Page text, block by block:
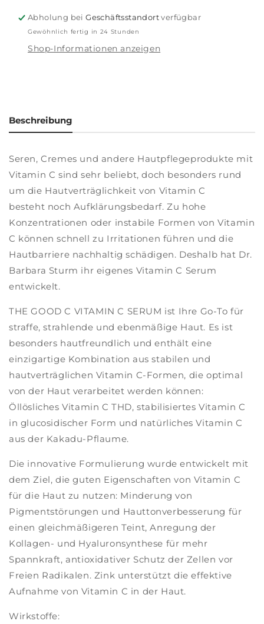
Vitamin
C
Serum
Vitamin
C
Serum
Abholung beiGeschäftsstandortverfügbar
Gewöhnlich fertig in 24 Stunden
Shop-Informationen anzeigen
Beschreibung
Seren, Cremes und andere Hautpflegeprodukte mit
Vitamin C sind sehr beliebt, doch besonders rund
um die Hautverträglichkeit von Vitamin C
besteht noch Aufklärungsbedarf. Zu hohe
Konzentrationen oder instabile Formen von Vitamin
C können schnell zu Irritationen führen und die
Hautbarriere nachhaltig schädigen. Deshalb hat Dr.
Barbara Sturm ihr eigenes Vitamin C Serum
entwickelt.
THE GOOD C VITAMIN C SERUM ist Ihre Go-To für
straffe, strahlende und ebenmäßige Haut. Es ist
besonders hautfreundlich und enthält eine
einzigartige Kombination aus stabilen und
hautverträglichen Vitamin C-Formen, die optimal
von der Haut verarbeitet werden können:
Öllösliches Vitamin C THD, stabilisiertes Vitamin C
in glucosidischer Form und natürliches Vitamin C
aus der Kakadu-Pflaume.
Die innovative Formulierung wurde entwickelt mit
dem Ziel, die guten Eigenschaften von Vitamin C
für die Haut zu nutzen: Minderung von
Pigmentstörungen und Hauttonverbesserung für
einen gleichmäßigeren Teint, Anregung der
Kollagen- und Hyaluronsynthese für mehr
Spannkraft, antioxidativer Schutz der Zellen vor
Freien Radikalen. Zink unterstützt die effektive
Aufnahme von Vitamin C in der Haut.
Wirkstoffe: